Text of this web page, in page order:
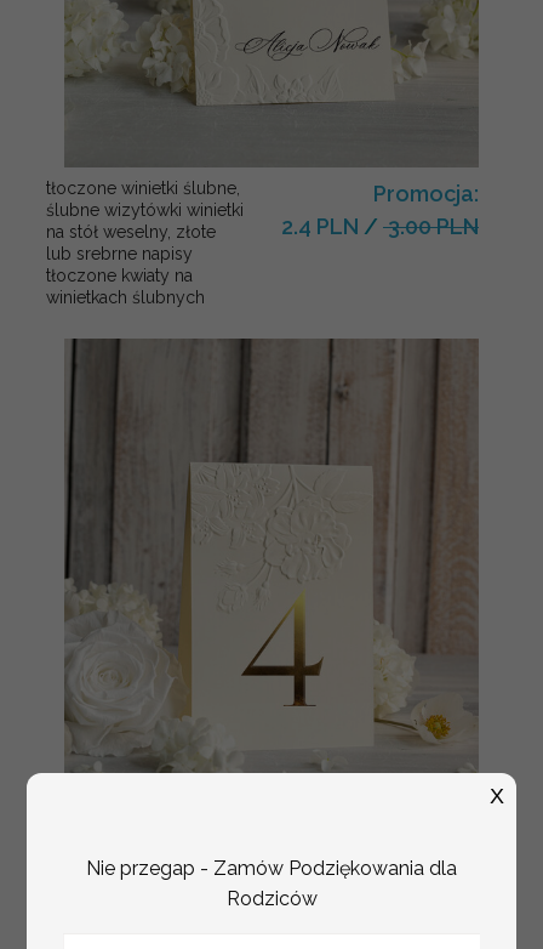
tłoczone winietki ślubne,
ślubne wizytówki winietki
na stół weselny, złote
lub srebrne napisy
tłoczone kwiaty na
winietkach ślubnych
Promocja:
2.4 PLN / 3.00 PLN
z tłoczonymi kwiatami,
Promocja:
10 PLN
Nie przegap - Zamów Podziękowania dla
Rodziców
X